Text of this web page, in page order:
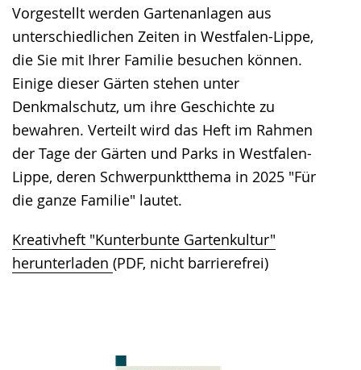
Vorgestellt werden Gartenanlagen aus
unterschiedlichen Zeiten in Westfalen-Lippe,
die Sie mit Ihrer Familie besuchen können.
Einige dieser Gärten stehen unter
Denkmalschutz, um ihre Geschichte zu
bewahren. Verteilt wird das Heft im Rahmen
der Tage der Gärten und Parks in Westfalen-
Lippe, deren Schwerpunktthema in 2025 "Für
die ganze Familie" lautet.
Kreativheft "Kunterbunte Gartenkultur"
herunterladen (PDF, nicht barrierefrei)